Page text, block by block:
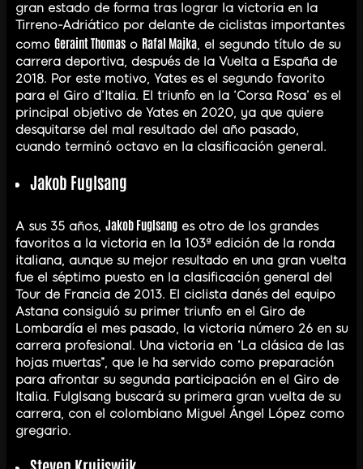
gran estado de forma tras lograr la victoria en la
Tirreno-Adriático por delante de ciclistas importantes
como Geraint Thomas o Rafal Majka, el segundo título de su
carrera deportiva, después de la Vuelta a España de
2018. Por este motivo, Yates es el segundo favorito
para el Giro d’Italia. El triunfo en la ‘Corsa Rosa’ es el
principal objetivo de Yates en 2020, ya que quiere
desquitarse del mal resultado del año pasado,
cuando terminó octavo en la clasificación general.
Jakob Fuglsang
A sus 35 años, Jakob Fuglsang es otro de los grandes
favoritos a la victoria en la 103ª edición de la ronda
italiana, aunque su mejor resultado en una gran vuelta
fue el séptimo puesto en la clasificación general del
Tour de Francia de 2013. El ciclista danés del equipo
Astana consiguió su primer triunfo en el Giro de
Lombardía el mes pasado, la victoria número 26 en su
carrera profesional. Una victoria en “La clásica de las
hojas muertas”, que le ha servido como preparación
para afrontar su segunda participación en el Giro de
Italia. Fulglsang buscará su primera gran vuelta de su
carrera, con el colombiano Miguel Ángel López como
gregario.